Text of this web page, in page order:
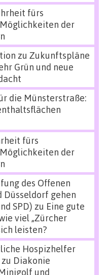
fürs
der
zu Zukunftspläne
Grün und neue
die Münsterstraße:
fürs
der
des Offenen
Düsseldorf gehen
SPD) zu Eine gute
viel „Zürcher
leisten?
Hospizhelfer
zu Diakonie
und